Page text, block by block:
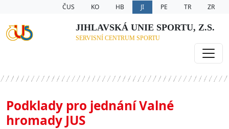
ČUS KO HB JI PE TR ZR
JIHLAVSKÁ UNIE SPORTU, Z.S.
SERVISNÍ CENTRUM SPORTU
Podklady pro jednání Valné
hromady JUS